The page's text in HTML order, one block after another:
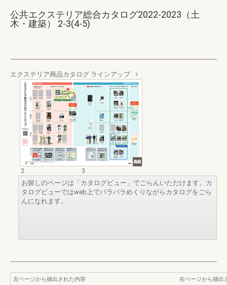
公共エクステリア総合カタログ2022-2023（土
木・建築） 2-3(4-5)
エクステリア商品カタログ ラインアップ
2
3
お探しのページは「カタログビュー」でごらんいただけます。カ
タログビューではweb上でパラパラめくりながらカタログをごら
んになれます。
左ページから抽出された内容
右ページから抽出